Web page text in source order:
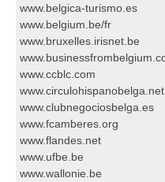
www.belgica-turismo.es
www.belgium.be/fr
www.bruxelles.irisnet.be
www.ccblc.com
www.circulohispanobelga.net
www.clubnegociosbelga.es
www.fcamberes.org
www.flandes.net
www.ufbe.be
www.wallonie.be